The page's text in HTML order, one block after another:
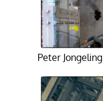
Peter Jongeling